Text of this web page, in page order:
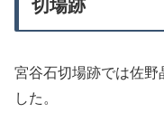
切場跡
宮谷石切場跡では佐野
した。